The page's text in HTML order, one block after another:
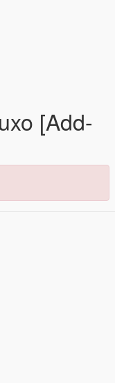
[Add-